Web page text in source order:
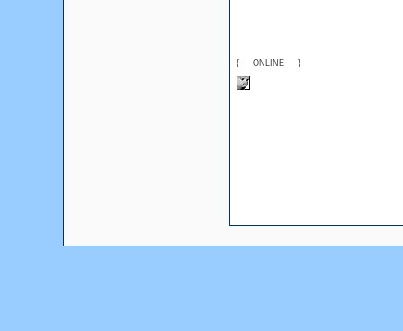
{___ONLINE___}